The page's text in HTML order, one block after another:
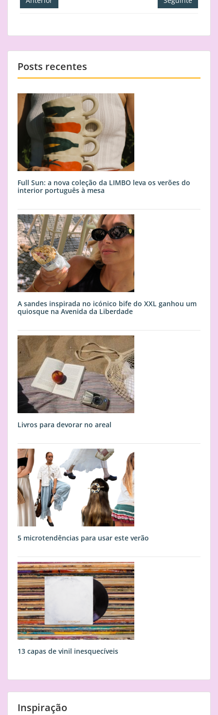
de
Posts recentes
Full Sun: a nova coleção da LIMBO leva os verões do
interior português à mesa
A sandes inspirada no icónico bife do XXL ganhou um
quiosque na Avenida da Liberdade
Livros para devorar no areal
5 microtendências para usar este verão
13 capas de vinil inesquecíveis
Inspiração